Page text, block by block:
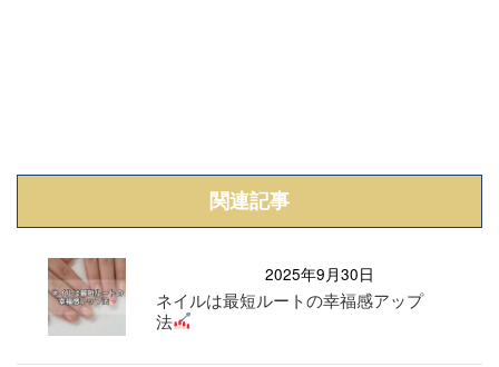
関連記事
2025年9月30日
ネイルは最短ルートの幸福感アップ
法